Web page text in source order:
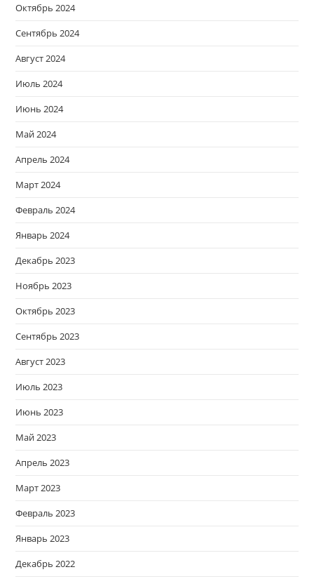
Октябрь 2024
Сентябрь 2024
Август 2024
Июль 2024
Июнь 2024
Май 2024
Апрель 2024
Март 2024
Февраль 2024
Январь 2024
Декабрь 2023
Ноябрь 2023
Октябрь 2023
Сентябрь 2023
Август 2023
Июль 2023
Июнь 2023
Май 2023
Апрель 2023
Март 2023
Февраль 2023
Январь 2023
Декабрь 2022